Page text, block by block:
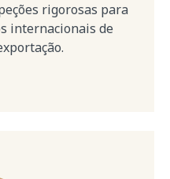
rigorosas para
internacionais de